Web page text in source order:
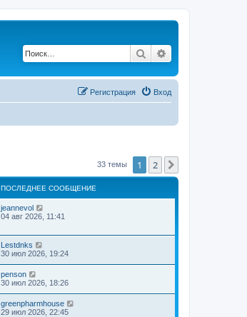
Поиск
Вход
Регистрация
33 темы 1 2
ПОСЛЕДНЕЕ СООБЩЕНИЕ
jeannevol
04 авг 2026, 11:41
Lestdnks
30 июл 2026, 19:24
penson
30 июл 2026, 18:26
greenpharmhouse
29 июл 2026, 22:45